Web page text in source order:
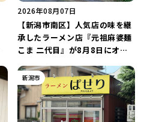
2026年08月07日
【新潟市南区】人気店の味を継
承したラーメン店『元祖麻婆麺
こま 二代目』が8月8日にオー
た「麻婆麺」を復刻♪
新潟市